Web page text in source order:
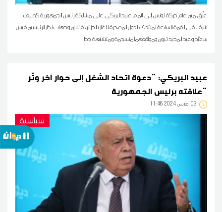
علّق أمين عام حركة تونس إلى الأمام عبيد البريكي على مشاركة رئيس الجمهورية كضيف
شرف في القمة السابعة لمنتدى الدول المصدرة للغاز بالجزائر، قائلا إن وجهات نظر الرئيسين قيس
سعيّد وعبد المجيد تبون ومواقفهما منسجمة ومتشابهة جدا
عبيد البريكي: "دعوة اتحاد الشغل إلى حوار آخر وتّر
علاقته برئيس الجمهورية"
03 11:46 2024 مارس
سياسية